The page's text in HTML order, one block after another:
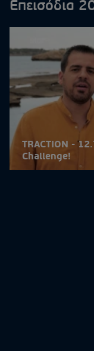
Επεισόδια
TRACTION - 12.7.2020 -
Challenge!